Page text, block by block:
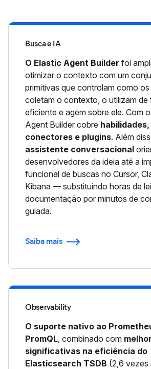
Busca e IA
O Elastic Agent Builder foi
otimizar o contexto com um
primitivas que controlam como
coletam o contexto, o utilizam de
eficiente e agem sobre ele. Com
Agent Builder cobre
conectores e plugins. Além
assistente conversacional
desenvolvedores da ideia até a
funcional de buscas no Cursor,
Kibana — substituindo horas de
documentação por minutos de
guiada.
Saiba mais
Observability
O suporte nativo ao
PromQL , combinado com
significativas na eficiência do
Elasticsearch TSDB (2,6 vezes